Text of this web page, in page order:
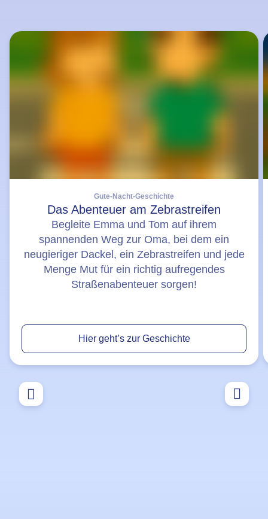
Gute-Nacht-Geschichte
Das Abenteuer am Zebrastreifen
Begleite Emma und Tom auf ihrem
spannenden Weg zur Oma, bei dem ein
neugieriger Dackel, ein Zebrastreifen und jede
Menge Mut für ein richtig aufregendes
Straßenabenteuer sorgen!
Hier geht’s zur Geschichte